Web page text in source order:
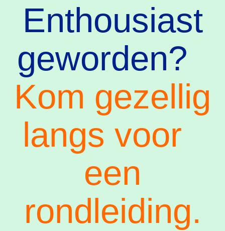
Enthousiast
geworden?
Kom gezellig
langs voor
een
rondleiding.